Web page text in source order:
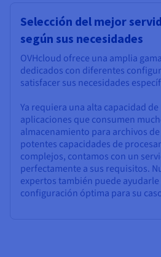
Selección del mejor
según sus necesidades
OVHcloud ofrece una amplia
dedicados con diferentes
satisfacer sus necesidades
Ya requiera una alta capacidad de
aplicaciones que consumen
almacenamiento para archivos
potentes capacidades de
complejos, contamos con un
perfectamente a sus requisitos.
expertos también puede ayudarle
configuración óptima para su